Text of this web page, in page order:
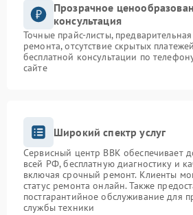
Прозрачное
консультация
Точные прайс-листы,
ремонта, отсутствие скрытых
бесплатной консультации по
сайте
Широкий спектр услуг
Сервисный центр BBK обеспечивает
всей РФ, бесплатную диагностику и
включая срочный ремонт. Клиенты
статус ремонта онлайн. Также
постгарантийное обслуживание для
службы техники